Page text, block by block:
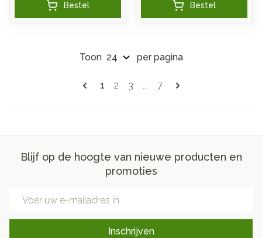
Bestel Bestel
Pagina's
U lees momenteel pagina
1 Pagina
2 Pagina
3 ... Pagina
7
Toon per pagina
Blijf op de hoogte van nieuwe producten en
promoties
Inschrijven